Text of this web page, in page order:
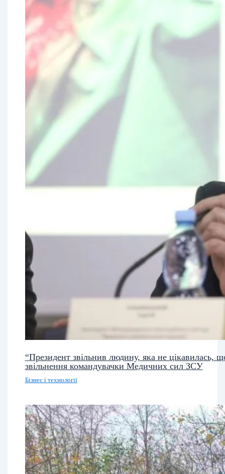
“Президент звільнив людину, яка не цікавилась,
звільнення командувачки Медичних сил ЗСУ
Бізнес і технології